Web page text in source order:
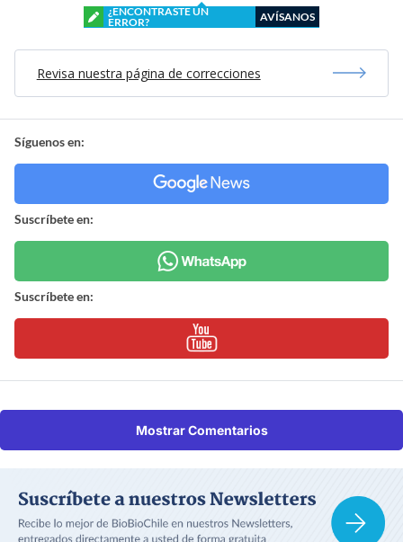
¿ENCONTRASTE UN
ERROR?
AVÍSANOS
Revisa nuestra página de correcciones
Síguenos en:
Suscríbete en:
Suscríbete en:
Mostrar Comentarios